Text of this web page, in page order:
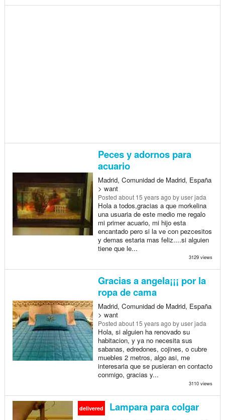
Peces y adornos para
acuario
Madrid, Comunidad de Madrid, España
> want
Posted about 15 years ago by user jada
Hola a todos,gracias a que morkelina
una usuaria de este medio me regalo
mi primer acuario, mi hijo esta
encantado pero si la ve con pezcesitos
y demas estaria mas feliz....si alguien
tiene que le...
3129 views
Gracias a angela¡¡¡ por la
ropa de cama
Madrid, Comunidad de Madrid, España
> want
Posted about 15 years ago by user jada
Hola, si alguien ha renovado su
habitacion, y ya no necesita sus
sabanas, edredones, cojines, o cubre
muebles 2 metros, algo asi, me
interesaria que se pusieran en contacto
conmigo, gracias y...
3110 views
delivered Lampara para colgar